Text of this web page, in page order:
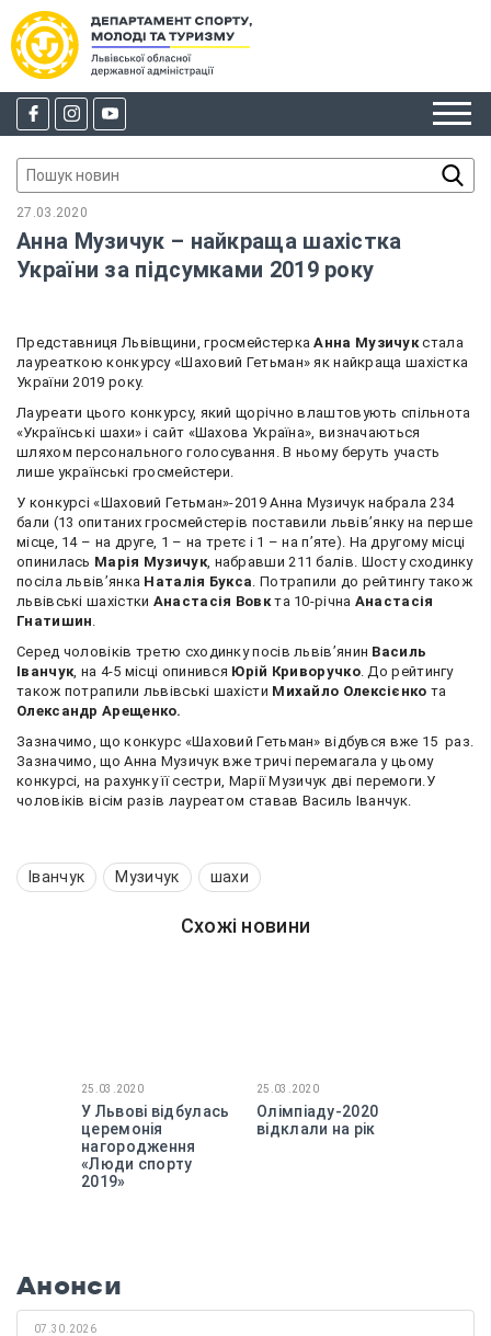
27.03.2020
Анна Музичук – найкраща шахістка
України за підсумками 2019 року
Представниця Львівщини, гросмейстерка Анна Музичук стала
лауреаткою конкурсу «Шаховий Гетьман» як найкраща шахістка
України 2019 року.
Лауреати цього конкурсу, який щорічно влаштовують спільнота
«Українські шахи» і сайт «Шахова Україна», визначаються
шляхом персонального голосування. В ньому беруть участь
лише українські гросмейстери.
У конкурсі «Шаховий Гетьман»-2019 Анна Музичук набрала 234
бали (13 опитаних гросмейстерів поставили львів’янку на перше
місце, 14 – на друге, 1 – на третє і 1 – на п’яте). На другому місці
опинилась Марія Музичук, набравши 211 балів. Шосту сходинку
посіла львів’янка Наталія Букса . Потрапили до рейтингу також
львівські шахістки Анастасія Вовкта 10-річна Анастасія
Гнатишин
Серед чоловіків третю сходинку посів львів’янин Василь
Іванчук , на 4-5 місці опинився Юрій Криворучко. До рейтингу
також потрапили львівські шахісти Михайло Олексієнко та
Олександр Арещенко.
Зазначимо, що конкурс «Шаховий Гетьман» відбувся вже 15 раз.
Зазначимо, що Анна Музичук вже тричі перемагала у цьому
конкурсі, на рахунку її сестри, Марії Музичук дві перемоги.У
чоловіків вісім разів лауреатом ставав Василь Іванчук.
Іванчук Музичук шахи
Схожі новини
25.03.2020
У Львові відбулась
церемонія
нагородження
«Люди спорту
2019»
25.03.2020
Олімпіаду-2020
відклали на рік
Анонси
07.30.2026